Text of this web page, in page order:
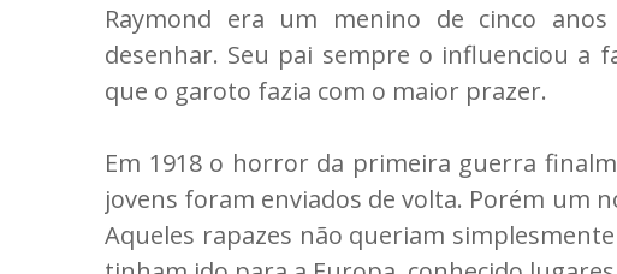
Raymond era um menino de cinco
desenhar. Seu pai sempre o influenciou a
que o garoto fazia com o maior prazer.
Em 1918 o horror da primeira guerra
jovens foram enviados de volta. Porém um
Aqueles rapazes não queriam